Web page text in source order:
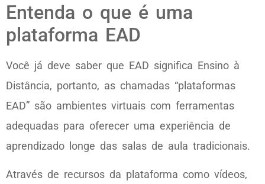
Entenda o que é uma
plataforma EAD
Você já deve saber que EAD significa Ensino à
Distância, portanto, as chamadas “plataformas
EAD” são ambientes virtuais com ferramentas
adequadas para oferecer uma experiência de
aprendizado longe das salas de aula tradicionais.
Através de recursos da plataforma como vídeos,